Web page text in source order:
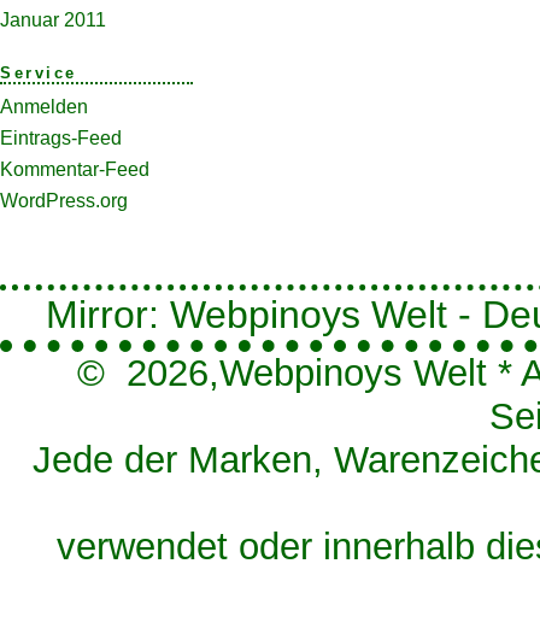
Januar 2011
Service
Anmelden
Eintrags-Feed
Kommentar-Feed
WordPress.org
Mirror: Webpinoys Welt -
© 2026,Webpinoys Welt *
Jede der Marken,
verwendet oder innerhalb